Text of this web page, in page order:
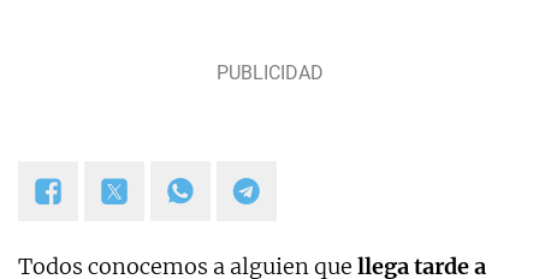
los sucesos de forma clara y rigurosa.
Todos conocemos a alguien que llega tarde a